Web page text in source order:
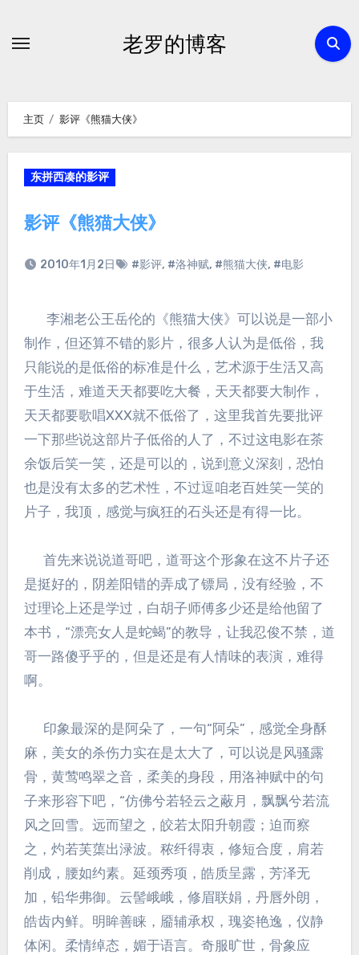
老罗的博客
主页 影评《熊猫大侠》
东拼西凑的影评
影评《熊猫大侠》
2010年1月2日 #影评, #洛神赋, #熊猫大侠, #电影
李湘老公王岳伦的《熊猫大侠》可以说是一部小
制作，但还算不错的影片，很多人认为是低俗，我
只能说的是低俗的标准是什么，艺术源于生活又高
于生活，难道天天都要吃大餐，天天都要大制作，
天天都要歌唱XXX就不低俗了，这里我首先要批评
一下那些说这部片子低俗的人了，不过这电影在茶
余饭后笑一笑，还是可以的，说到意义深刻，恐怕
也是没有太多的艺术性，不过逗咱老百姓笑一笑的
片子，我顶，感觉与疯狂的石头还是有得一比。
首先来说说道哥吧，道哥这个形象在这不片子还
是挺好的，阴差阳错的弄成了镖局，没有经验，不
过理论上还是学过，白胡子师傅多少还是给他留了
本书，“漂亮女人是蛇蝎”的教导，让我忍俊不禁，道
哥一路傻乎乎的，但是还是有人情味的表演，难得
啊。
印象最深的是阿朵了，一句“阿朵”，感觉全身酥
麻，美女的杀伤力实在是太大了，可以说是风骚露
骨，黄莺鸣翠之音，柔美的身段，用洛神赋中的句
子来形容下吧，“仿佛兮若轻云之蔽月，飘飘兮若流
风之回雪。远而望之，皎若太阳升朝霞；迫而察
之，灼若芙蕖出渌波。秾纤得衷，修短合度，肩若
削成，腰如约素。延颈秀项，皓质呈露，芳泽无
加，铅华弗御。云髻峨峨，修眉联娟，丹唇外朗，
皓齿内鲜。明眸善睐，靥辅承权，瑰姿艳逸，仪静
体闲。柔情绰态，媚于语言。奇服旷世，骨象应